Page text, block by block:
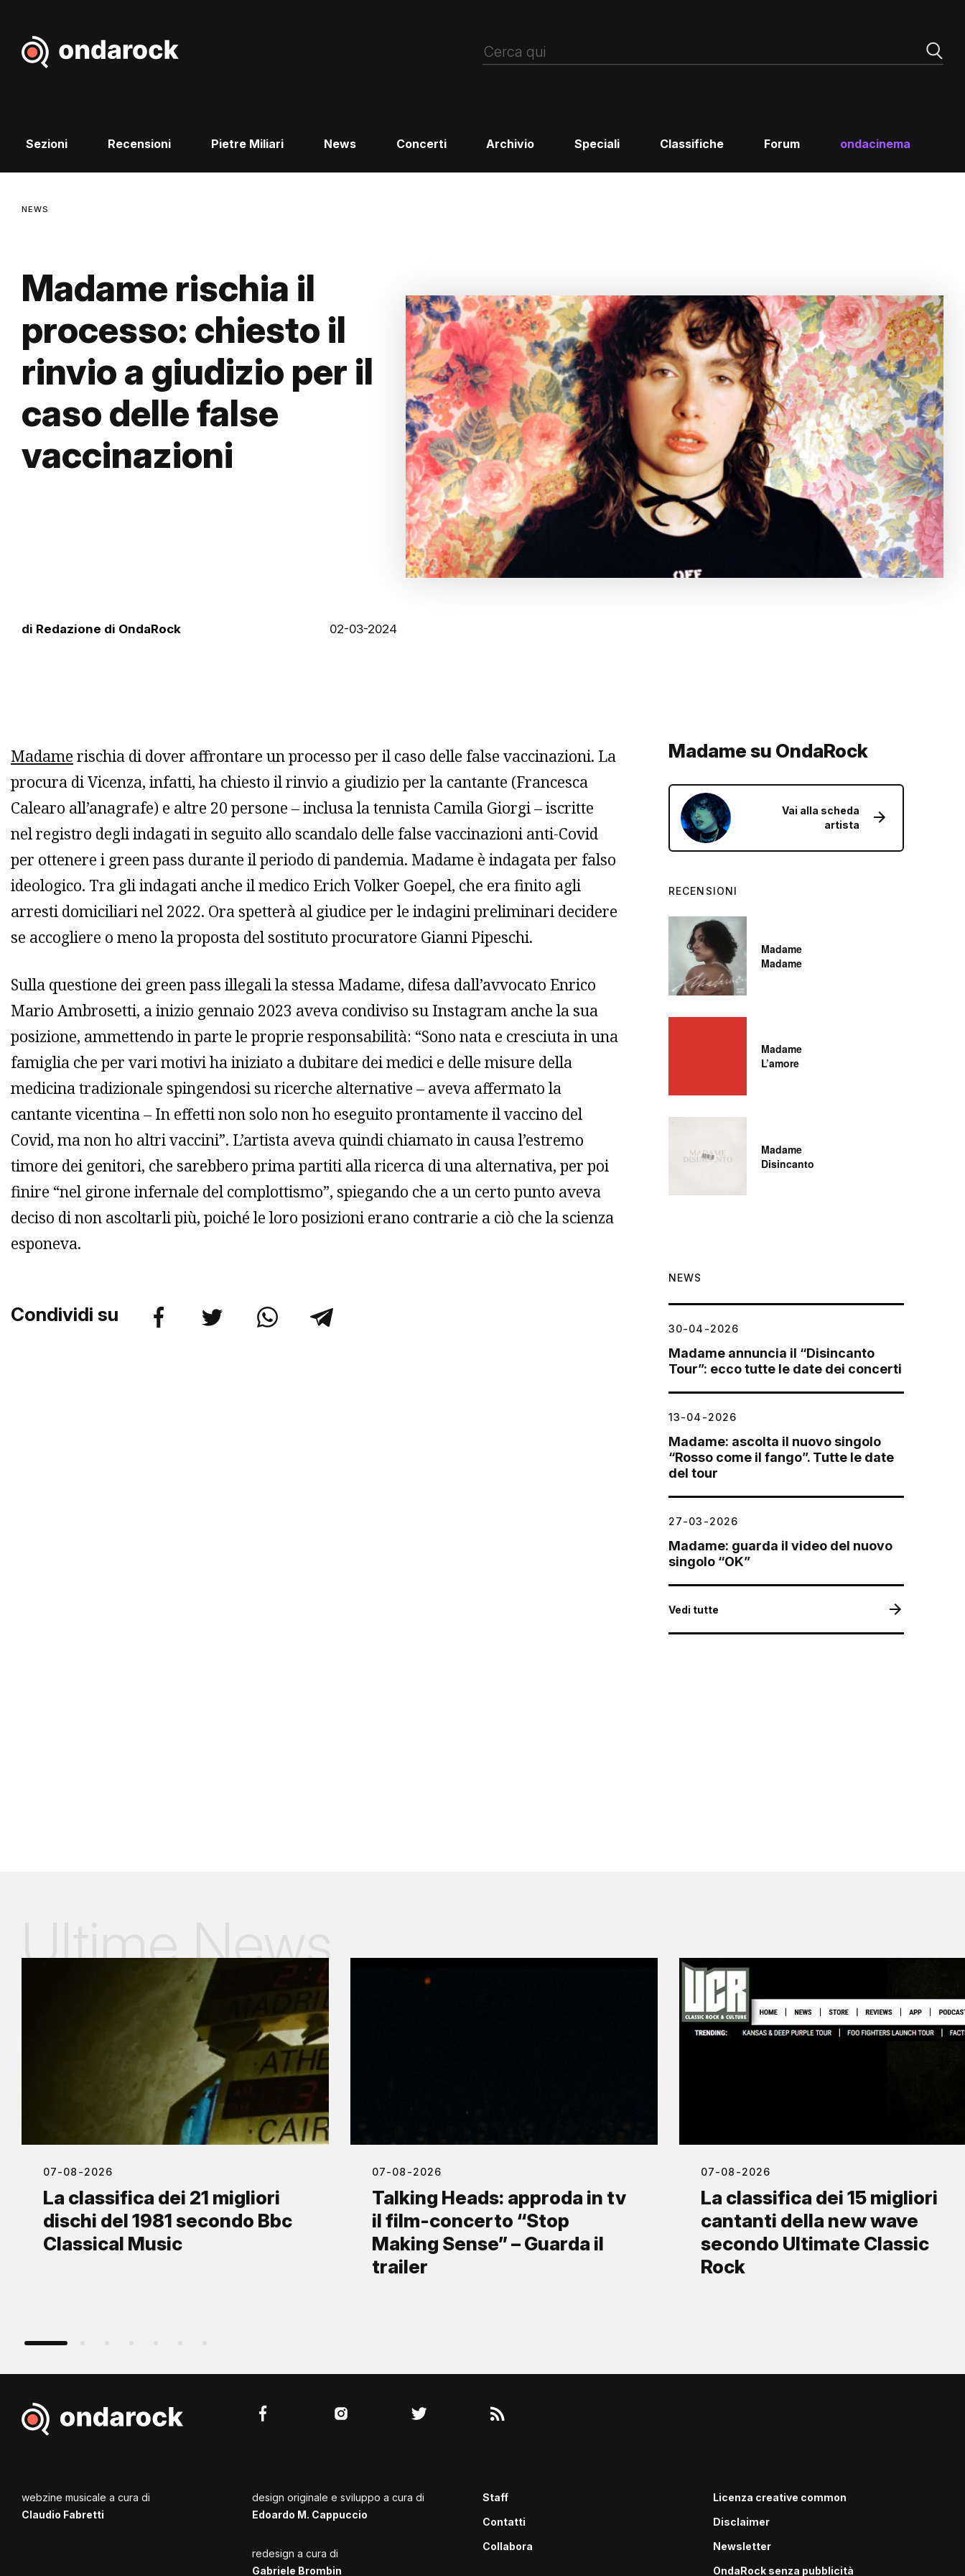
Sezioni Recensioni Pietre Miliari News Concerti Archivio Speciali Classifiche Forum ondacinema
NEWS
Madame rischia il
processo: chiesto il
rinvio a giudizio per il
caso delle false
vaccinazioni
di Redazione di OndaRock 02-03-2024
Madame rischia di dover affrontare un processo per il caso delle false vaccinazioni. La
procura di Vicenza, infatti, ha chiesto il rinvio a giudizio per la cantante (Francesca
Calearo all’anagrafe) e altre 20 persone – inclusa la tennista Camila Giorgi – iscritte
nel registro degli indagati in seguito allo scandalo delle false vaccinazioni anti-Covid
per ottenere i green pass durante il periodo di pandemia. Madame è indagata per falso
ideologico. Tra gli indagati anche il medico Erich Volker Goepel, che era finito agli
arresti domiciliari nel 2022. Ora spetterà al giudice per le indagini preliminari decidere
se accogliere o meno la proposta del sostituto procuratore Gianni Pipeschi.
Sulla questione dei green pass illegali la stessa Madame, difesa dall’avvocato Enrico
Mario Ambrosetti, a inizio gennaio 2023 aveva condiviso su Instagram anche la sua
posizione, ammettendo in parte le proprie responsabilità: “Sono nata e cresciuta in una
famiglia che per vari motivi ha iniziato a dubitare dei medici e delle misure della
medicina tradizionale spingendosi su ricerche alternative – aveva affermato la
cantante vicentina – In effetti non solo non ho eseguito prontamente il vaccino del
Covid, ma non ho altri vaccini”. L’artista aveva quindi chiamato in causa l’estremo
timore dei genitori, che sarebbero prima partiti alla ricerca di una alternativa, per poi
finire “nel girone infernale del complottismo”, spiegando che a un certo punto aveva
deciso di non ascoltarli più, poiché le loro posizioni erano contrarie a ciò che la scienza
esponeva.
Condividi su
Madame su OndaRock
Vai alla scheda
artista
RECENSIONI
Madame
Madame
Madame
L’amore
Madame
Disincanto
NEWS
30-04-2026
Madame annuncia il “Disincanto
Tour”: ecco tutte le date dei concerti
13-04-2026
Madame: ascolta il nuovo singolo
“Rosso come il fango”. Tutte le date
del tour
27-03-2026
Madame: guarda il video del nuovo
singolo “OK”
Vedi tutte
Ultime News
07-08-2026
La classifica dei 21 migliori
dischi del 1981 secondo Bbc
Classical Music
07-08-2026
Talking Heads: approda in tv
il film-concerto “Stop
Making Sense” – Guarda il
trailer
07-08-2026
La classifica dei 15 migliori
cantanti della new wave
secondo Ultimate Classic
Rock
webzine musicale a cura di
Claudio Fabretti
design originale e sviluppo a cura di
Edoardo M. Cappuccio
redesign a cura di
Gabriele Brombin
Staff
Contatti
Collabora
Licenza creative common
Disclaimer
Newsletter
OndaRock senza pubblicità